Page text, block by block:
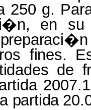
250 g.
, en
su
preparaci�n
fines.
de
la partida